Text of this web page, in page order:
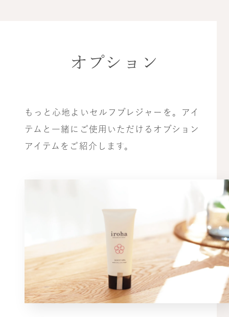
オプション
もっと心地よいセルフプレジャーを。アイ
テムと一緒にご使用いただけるオプション
アイテムをご紹介します。